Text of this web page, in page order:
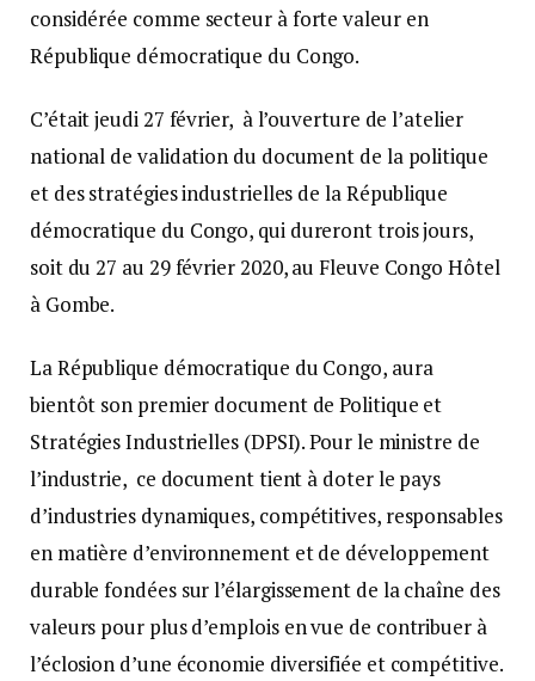
considérée comme secteur à forte valeur en
République démocratique du Congo.
C’était jeudi 27 février, à l’ouverture de l’atelier
national de validation du document de la politique
et des stratégies industrielles de la République
démocratique du Congo, qui dureront trois jours,
soit du 27 au 29 février 2020, au Fleuve Congo Hôtel
à Gombe.
La République démocratique du Congo, aura
bientôt son premier document de Politique et
Stratégies Industrielles (DPSI). Pour le ministre de
l’industrie, ce document tient à doter le pays
d’industries dynamiques, compétitives, responsables
en matière d’environnement et de développement
durable fondées sur l’élargissement de la chaîne des
valeurs pour plus d’emplois en vue de contribuer à
l’éclosion d’une économie diversifiée et compétitive.